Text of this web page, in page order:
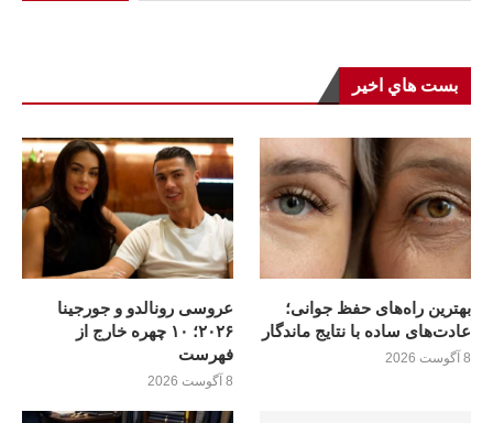
بست هاي اخير
بهترین راه‌های حفظ جوانی؛
عادت‌های ساده با نتایج ماندگار
8 آگوست 2026
عروسی رونالدو و جورجینا
۲۰۲۶؛ ۱۰ چهره خارج از
فهرست
8 آگوست 2026